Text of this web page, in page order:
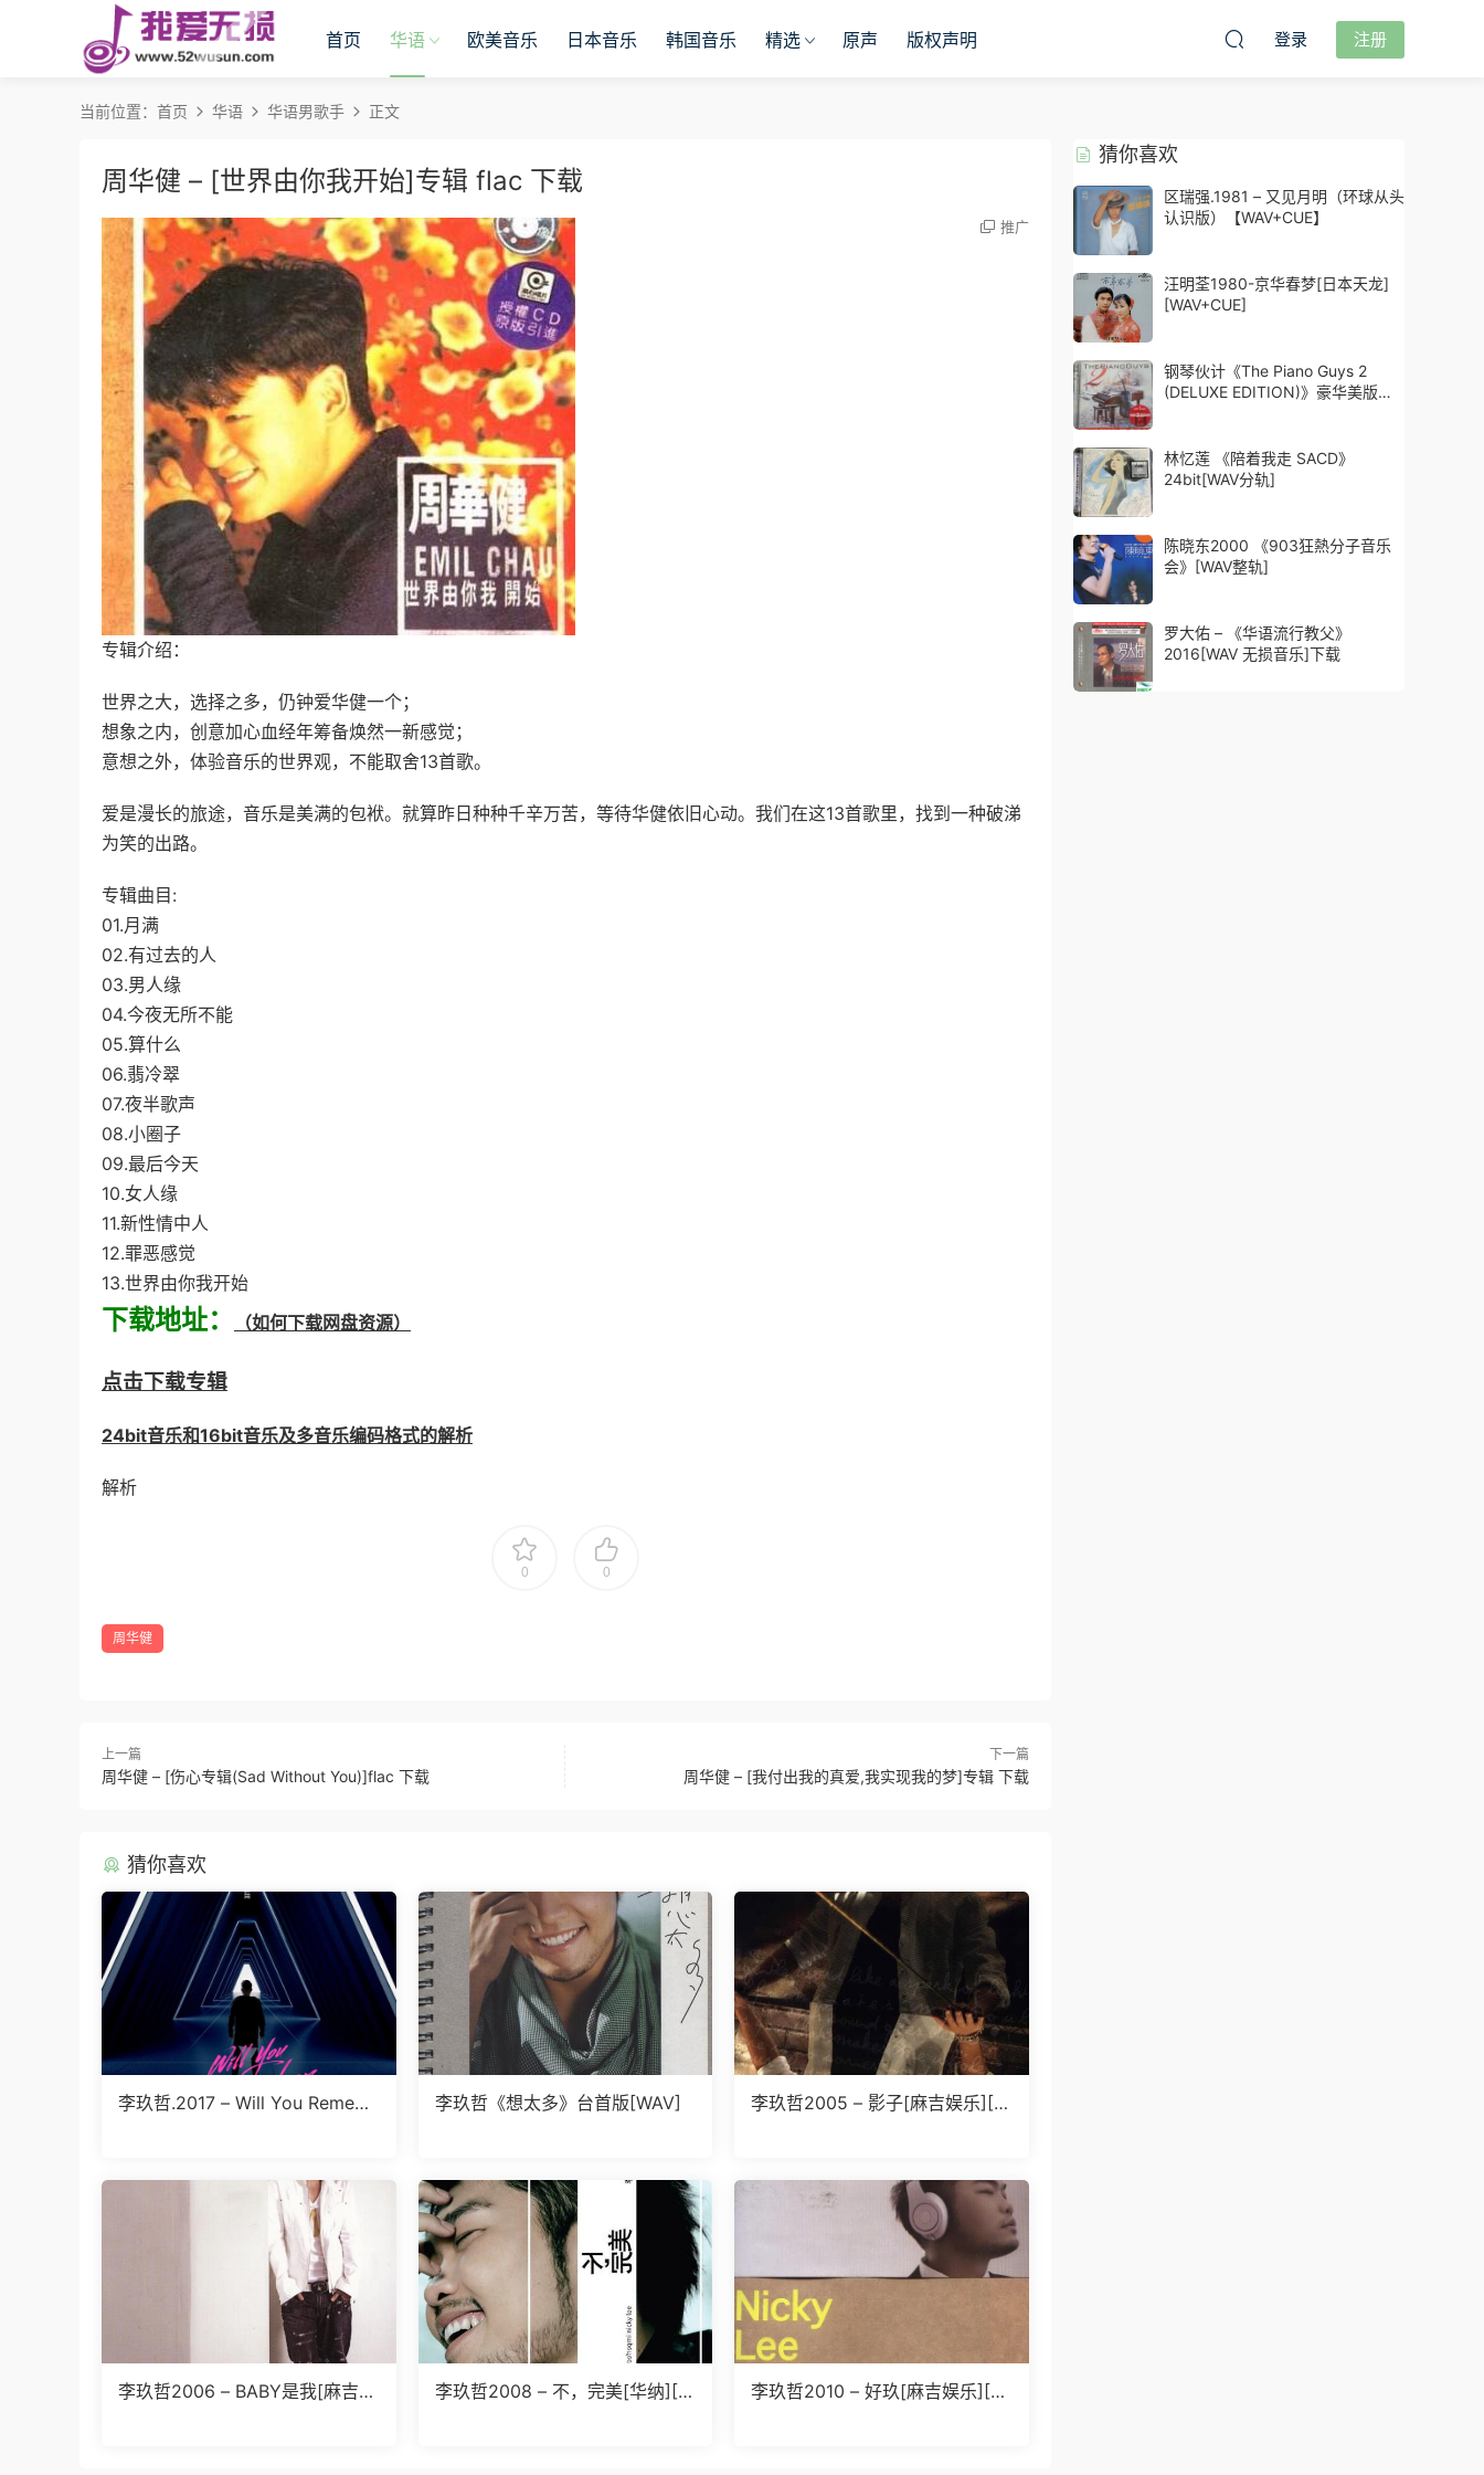
首页 华语 欧美音乐 日本音乐 韩国音乐 精选 原声 版权声明 登录 注册
当前位置： 首页 华语 华语男歌手 正文
周华健 – [世界由你我开始]专辑 flac 下载
推广
专辑介绍：
世界之大，选择之多，仍钟爱华健一个；
想象之内，创意加心血经年筹备焕然一新感觉；
意想之外，体验音乐的世界观，不能取舍13首歌。
爱是漫长的旅途，音乐是美满的包袱。就算昨日种种千辛万苦，等待华健依旧心动。我们在这13首歌里，找到一种破涕
为笑的出路。
专辑曲目:
01.月满
02.有过去的人
03.男人缘
04.今夜无所不能
05.算什么
06.翡冷翠
07.夜半歌声
08.小圈子
09.最后今天
10.女人缘
11.新性情中人
12.罪恶感觉
13.世界由你我开始
下载地址： （如何下载网盘资源）
点击下载专辑
24bit音乐和16bit音乐及多音乐编码格式的解析
解析
0 0
周华健
上一篇
周华健 – [伤心专辑(Sad Without You)]flac 下载
下一篇
周华健 – [我付出我的真爱,我实现我的梦]专辑 下载
猜你喜欢
李玖哲.2017 – Will You Remem
李玖哲《想太多》台首版[WAV]
李玖哲2005 – 影子[麻吉娱乐][W
李玖哲2006 – BABY是我[麻吉娱
李玖哲2008 – 不，完美[华纳][W
李玖哲2010 – 好玖[麻吉娱乐][W
猜你喜欢
区瑞强.1981 – 又见月明（环球从头
认识版）【WAV+CUE】
汪明荃1980-京华春梦[日本天龙]
[WAV+CUE]
钢琴伙计《The Piano Guys 2
(DELUXE EDITION)》豪华美版
林忆莲 《陪着我走 SACD》
24bit[WAV分轨]
陈晓东2000 《903狂熱分子音乐
会》[WAV整轨]
罗大佑 – 《华语流行教父》
2016[WAV 无损音乐]下载